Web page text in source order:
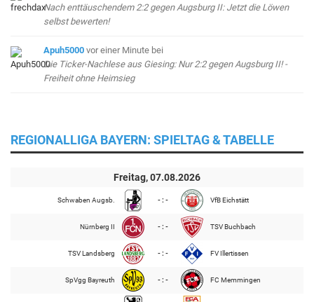
Nach enttäuschendem 2:2 gegen Augsburg II: Jetzt die Löwen
selbst bewerten!
Apuh5000 vor einer Minute bei
Die Ticker-Nachlese aus Giesing: Nur 2:2 gegen Augsburg II! -
Freiheit ohne Heimsieg
REGIONALLIGA BAYERN: SPIELTAG & TABELLE
Freitag, 07.08.2026
Schwaben Augsb. - : - VfB Eichstätt
Nürnberg II - : - TSV Buchbach
TSV Landsberg - : - FV Illertissen
SpVgg Bayreuth - : - FC Memmingen